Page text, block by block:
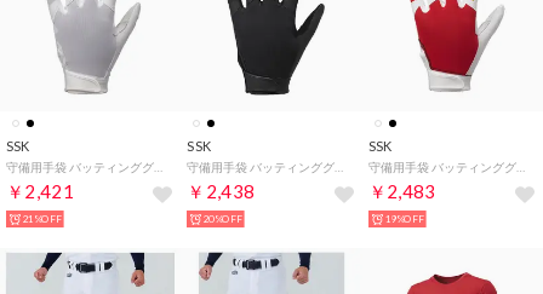
SSK
￥2,421
21%OFF
SSK
￥2,438
20%OFF
SSK
守備用手袋 バッティンググローブ （ホワイト×レッド右手用）
￥2,483
19%OFF